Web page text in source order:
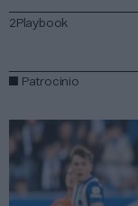
2Playbook
Patrocinio